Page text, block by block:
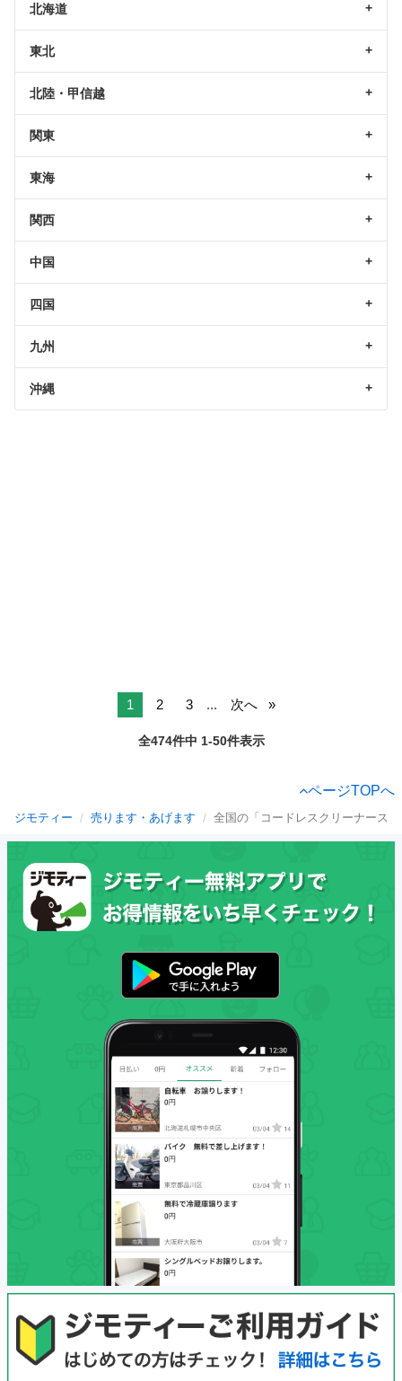
北海道
東北
北陸・甲信越
関東
東海
関西
中国
四国
九州
沖縄
1 2 3 ... 次へ
全474件中 1-50件表示
ページTOPへ
ジモティー 売ります・あげます 全国の「コードレスクリーナース